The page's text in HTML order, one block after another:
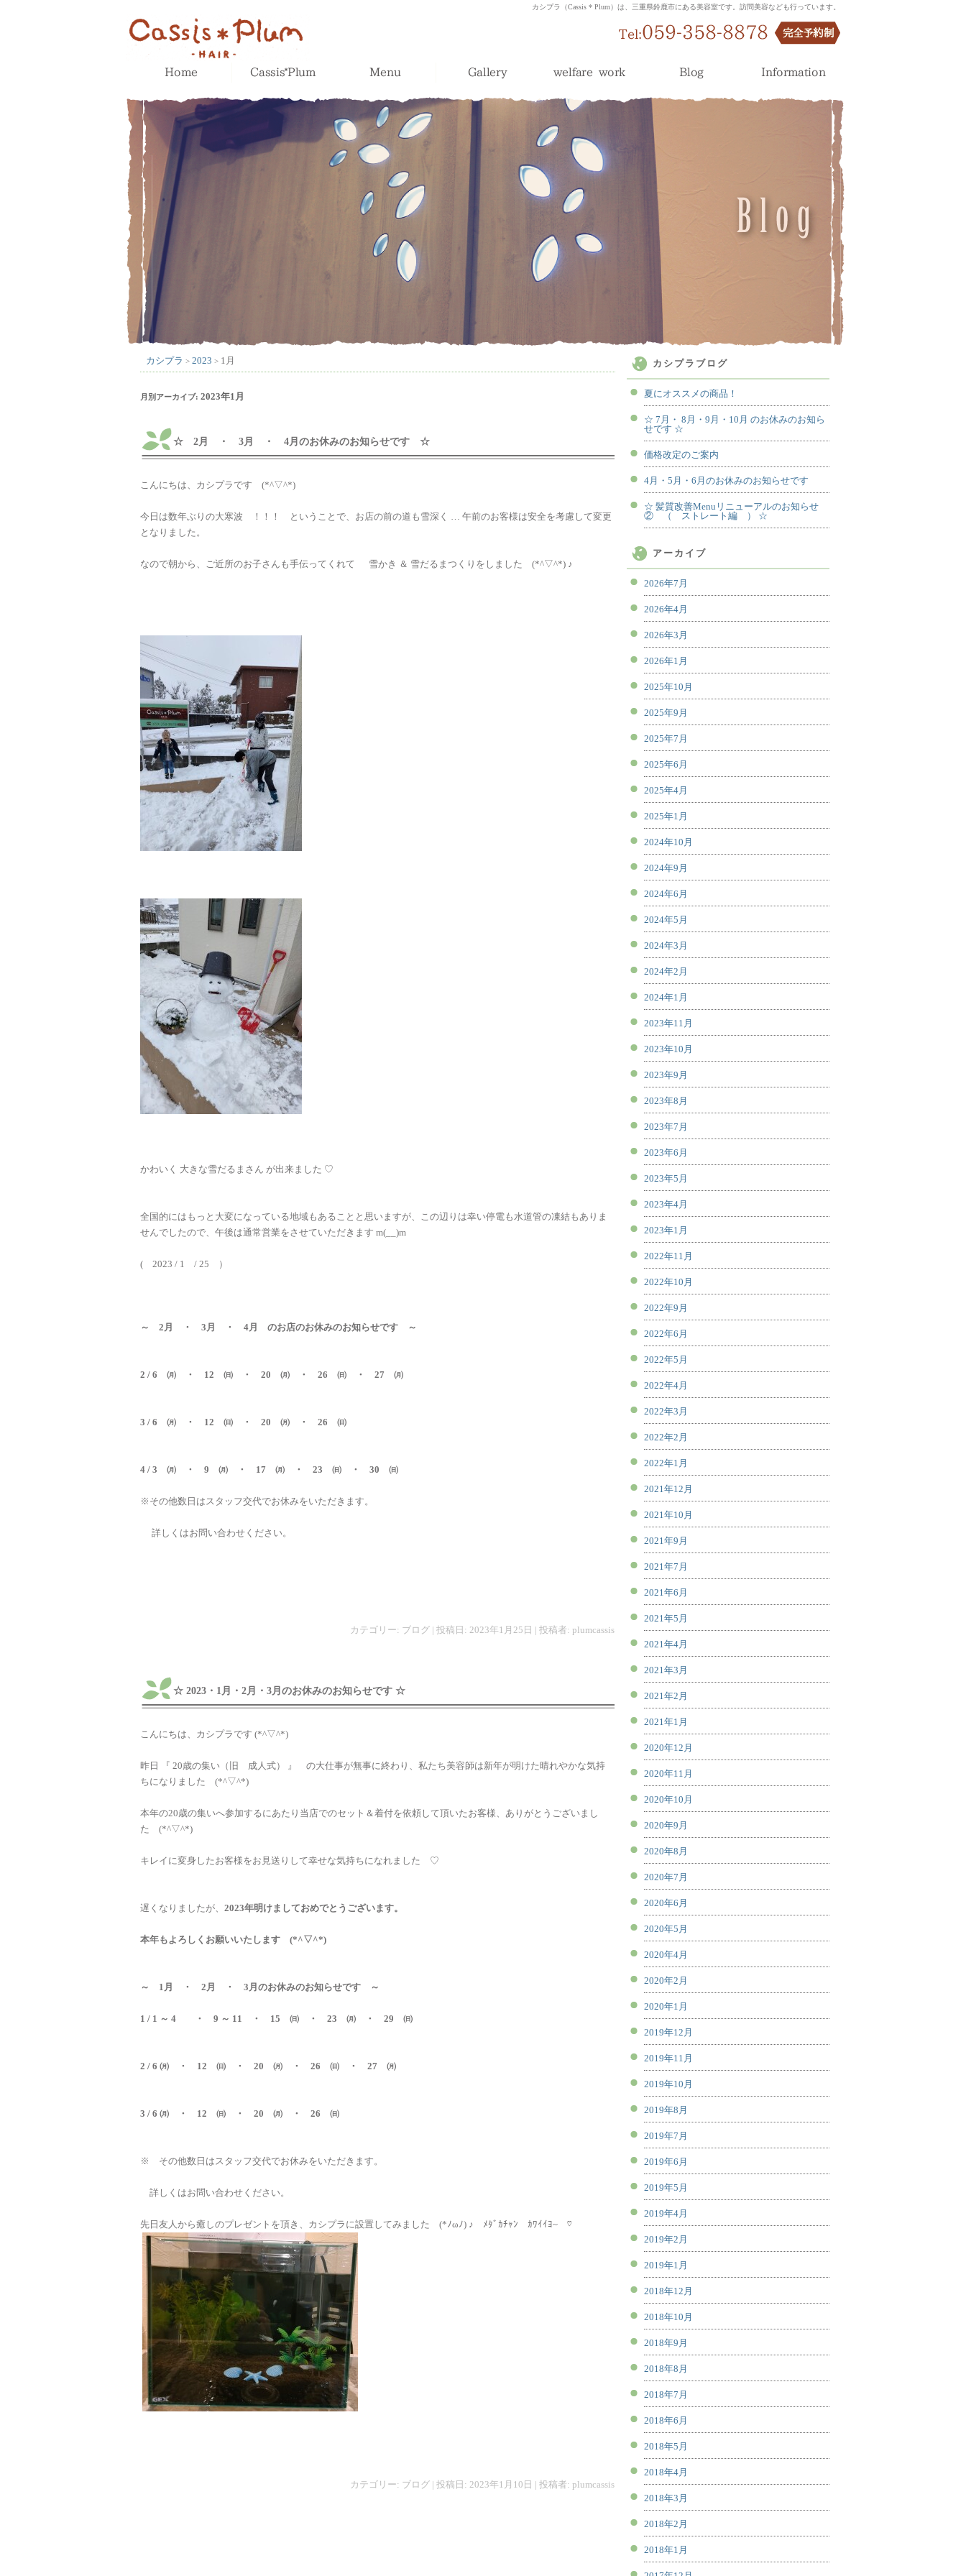
カシプラ（Cassis * Plum）は、三重県鈴鹿市にある美容室です。訪問美容なども行っています。
カシプラ >2023 > 1月
月別アーカイブ:2023年1月
☆ 2月 ・ 3月 ・ 4月のお休みのお知らせです ☆
こんにちは、カシプラです (*^▽^*)
今日は数年ぶりの大寒波 ！！！ ということで、お店の前の道も雪深く … 午前のお客様は安全を考慮して変更
となりました。
なので朝から、ご近所のお子さんも手伝ってくれて 雪かき ＆ 雪だるまつくりをしました (*^▽^*) ♪
かわいく 大きな雪だるまさん が出来ました ♡
全国的にはもっと大変になっている地域もあることと思いますが、この辺りは幸い停電も水道管の凍結もありま
せんでしたので、午後は通常営業をさせていただきます m(__)m
( 2023 / 1 / 25 ）
～ 2月 ・ 3月 ・ 4月 のお店のお休みのお知らせです ～
2 / 6 ㈪ ・ 12 ㈰ ・ 20 ㈪ ・ 26 ㈰ ・ 27 ㈪
3 / 6 ㈪ ・ 12 ㈰ ・ 20 ㈪ ・ 26 ㈰
4 / 3 ㈪ ・ 9 ㈪ ・ 17 ㈪ ・ 23 ㈰ ・ 30 ㈰
※その他数日はスタッフ交代でお休みをいただきます。
詳しくはお問い合わせください。
カテゴリー: ブログ| 投稿日: 2023年1月25日 | 投稿者: plumcassis
☆ 2023・1月・2月・3月のお休みのお知らせです ☆
こんにちは、カシプラです (*^▽^*)
昨日 『 20歳の集い（旧 成人式） 』 の大仕事が無事に終わり、私たち美容師は新年が明けた晴れやかな気持
ちになりました (*^▽^*)
本年の20歳の集いへ参加するにあたり当店でのセット＆着付を依頼して頂いたお客様、ありがとうございまし
た (*^▽^*)
キレイに変身したお客様をお見送りして幸せな気持ちになれました ♡
遅くなりましたが、2023年明けましておめでとうございます。
本年もよろしくお願いいたします (*^▽^*)
～ 1月 ・ 2月 ・ 3月のお休みのお知らせです ～
1 / 1 ～ 4 ・ 9 ～ 11 ・ 15 ㈰ ・ 23 ㈪ ・ 29 ㈰
2 / 6 ㈪ ・ 12 ㈰ ・ 20 ㈪ ・ 26 ㈰ ・ 27 ㈪
3 / 6 ㈪ ・ 12 ㈰ ・ 20 ㈪ ・ 26 ㈰
※ その他数日はスタッフ交代でお休みをいただきます。
詳しくはお問い合わせください。
先日友人から癒しのプレゼントを頂き、カシプラに設置してみました (*ﾉωﾉ) ♪ ﾒﾀﾞｶﾁｬﾝ ｶﾜｲｲﾖ~ ♡
カテゴリー: ブログ| 投稿日: 2023年1月10日 | 投稿者: plumcassis
カシプラブログ
夏にオススメの商品！
☆ 7月・ 8月・9月・10月 のお休みのお知ら
せです ☆
価格改定のご案内
4月・5月・6月のお休みのお知らせです
☆ 髪質改善Menuリニューアルのお知らせ
② （ ストレート編 ） ☆
アーカイブ
2026年7月
2026年4月
2026年3月
2026年1月
2025年10月
2025年9月
2025年7月
2025年6月
2025年4月
2025年1月
2024年10月
2024年9月
2024年6月
2024年5月
2024年3月
2024年2月
2024年1月
2023年11月
2023年10月
2023年9月
2023年8月
2023年7月
2023年6月
2023年5月
2023年4月
2023年1月
2022年11月
2022年10月
2022年9月
2022年6月
2022年5月
2022年4月
2022年3月
2022年2月
2022年1月
2021年12月
2021年10月
2021年9月
2021年7月
2021年6月
2021年5月
2021年4月
2021年3月
2021年2月
2021年1月
2020年12月
2020年11月
2020年10月
2020年9月
2020年8月
2020年7月
2020年6月
2020年5月
2020年4月
2020年2月
2020年1月
2019年12月
2019年11月
2019年10月
2019年8月
2019年7月
2019年6月
2019年5月
2019年4月
2019年2月
2019年1月
2018年12月
2018年10月
2018年9月
2018年8月
2018年7月
2018年6月
2018年5月
2018年4月
2018年3月
2018年2月
2018年1月